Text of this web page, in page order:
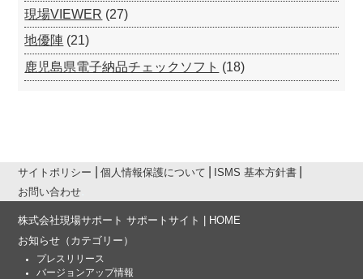
現場VIEWER (27)
地優陣 (21)
鹿児島県電子納品チェックソフト (18)
サイトポリシー 個人情報保護について
ISMS 基本方針書
お問い合わせ
株式会社現場サポート サポートサイト | HOME
お知らせ （カテゴリー）
プレスリリース
バージョンアップ情報